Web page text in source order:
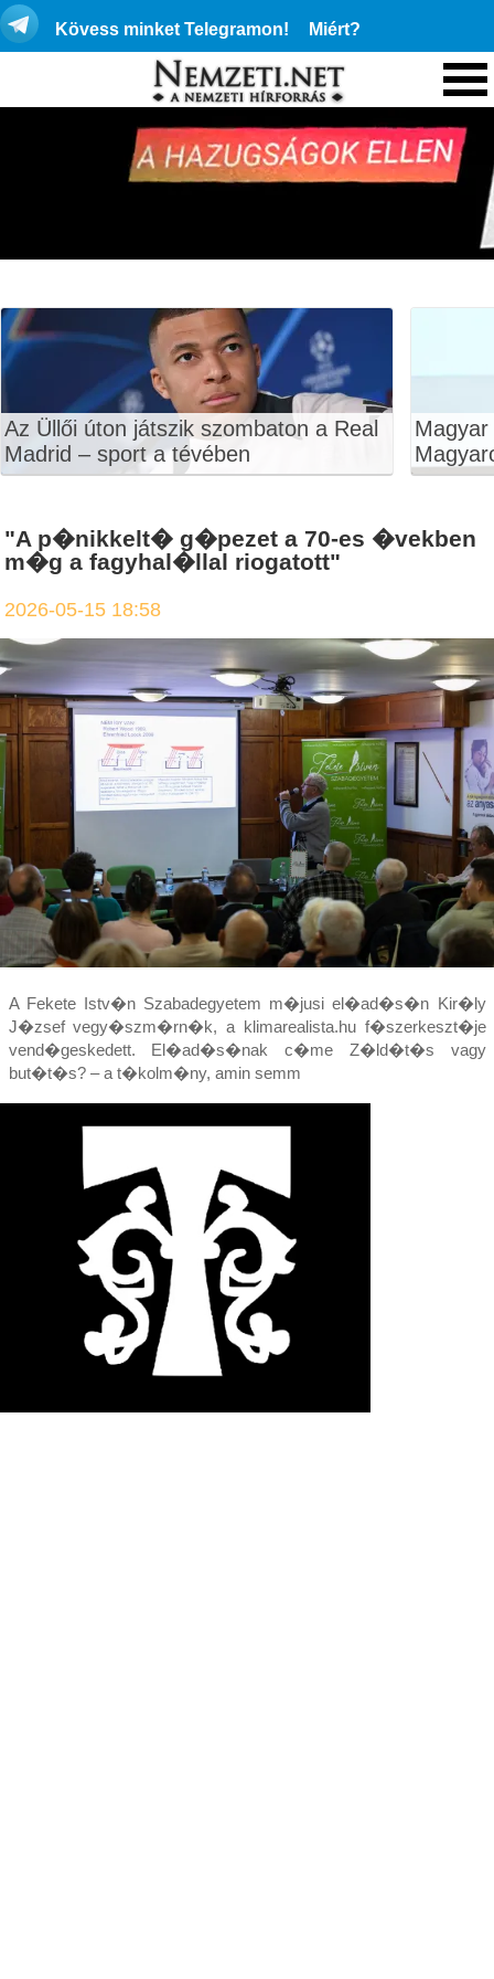
Kövess minket Telegramon! Miért?
Az Üllői úton játszik szombaton a Real
Madrid – sport a tévében
"A p�nikkelt� g�pezet a 70-es �vekben
m�g a fagyhal�llal riogatott"
2026-05-15 18:58
A Fekete Istv�n Szabadegyetem m�jusi el�ad�s�n Kir�ly
J�zsef vegy�szm�rn�k, a klimarealista.hu f�szerkeszt�je
vend�geskedett. El�ad�s�nak c�me Z�ld�t�s vagy
but�t�s? – a t�kolm�ny, amin semm